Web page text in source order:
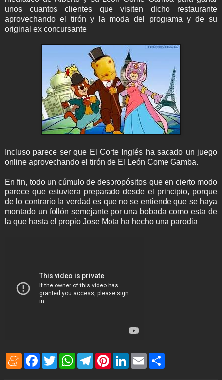
unos cuantos clientes que visiten dicho restaurante
aprovechando el tirón y la moda del programa y de su
original ex concursante
Incluso parece ser que El Corte Inglés ha sacado un juego
online aprovechando el tirón de El León Come Gamba.
En fin, todo un cúmulo de despropósitos que en cierto modo
parece que estuviera preparado desde el principio, porque
de lo contrario la verdad es que no se entiende que se haya
montado un follón semejante por una bobada como esta de
la que hasta el propio Jose Mota ha hecho una parodia
M
F
T
w
W
T
P
L
E
m